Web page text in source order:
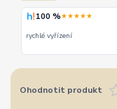
100 %★★★★★
rychlé vyřízení
Ohodnotit produkt